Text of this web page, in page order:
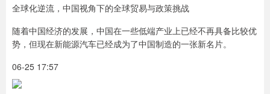
全球化逆流，中国视角下的全球贸易与政策挑战
随着中国经济的发展，中国在一些低端产业上已经不再具备比较优
势，但现在新能源汽车已经成为了中国制造的一张新名片。
06-25 17:57